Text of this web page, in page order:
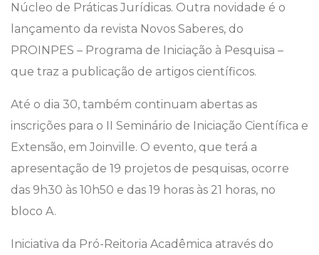
Núcleo de Práticas Jurídicas. Outra novidade é o
lançamento da revista Novos Saberes, do
PROINPES – Programa de Iniciação à Pesquisa –
que traz a publicação de artigos científicos.
Até o dia 30, também continuam abertas as
inscrições para o II Seminário de Iniciação Científica e
Extensão, em Joinville. O evento, que terá a
apresentação de 19 projetos de pesquisas, ocorre
das 9h30 às 10h50 e das 19 horas às 21 horas, no
bloco A.
Iniciativa da Pró-Reitoria Acadêmica através do